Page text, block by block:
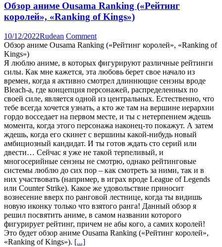
Обзор аниме Ousama Ranking («Рейтинг
королей», «Ranking of Kings»)
10/12/2022Rudean Comment
Обзор аниме Ousama Ranking («Рейтинг королей», «Ranking of
Kings»)
Я люблю аниме, в которых фигурируют различные рейтинги
силы. Как мне кажется, эта любовь берет свое начало из
времен, когда я активно смотрел длиннющие сенэны вроде
Bleach-а, где концепция персонажей, распределенных по
своей силе, является одной из центральных. Естественно, что
тебе всегда хочется узнать, а кто же там на вершине иерархии
гордо восседает на первом месте, и ты с нетерпением ждешь
момента, когда этого персонажа наконец-то покажут. А затем
ждешь, когда его скинет с вершины какой-нибудь новый
амбициозный кандидат. И ты готов ждать сто серий или
двести… Сейчас я уже не такой терпеливый, и
многосерийные сенэны не смотрю, однако рейтинговые
системы люблю до сих пор – как смотреть за ними, так и в
них участвовать (например, в играх вроде League of Legends
или Counter Strike). Какое же удовольствие приносит
вознесение вверх по ранговой лестнице, когда ты видишь
новую иконку только что взятого ранга! Данный обзор я
решил посвятить аниме, в самом названии которого
фигурирует рейтинг, причем не абы кого, а самих королей!
Это будет обзор аниме Ousama Ranking («Рейтинг королей»,
«Ranking of Kings»). [...]